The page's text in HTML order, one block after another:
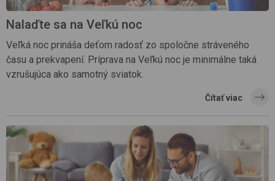
Nalaďte sa na Veľkú noc
Veľká noc prináša deťom radosť zo spoločne stráveného
času a prekvapení. Príprava na Veľkú noc je minimálne taká
vzrušujúca ako samotný sviatok.
Čítať viac